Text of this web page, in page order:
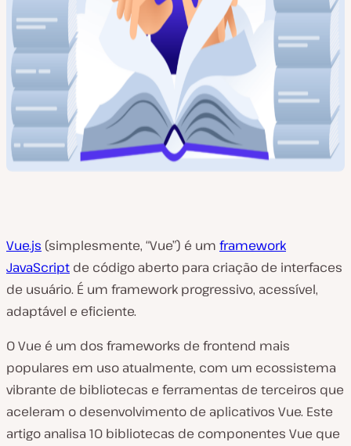
Vue.js (simplesmente, “Vue”) é um framework
JavaScript de código aberto para criação de interfaces
de usuário. É um framework progressivo, acessível,
adaptável e eficiente.
O Vue é um dos frameworks de frontend mais
populares em uso atualmente, com um ecossistema
vibrante de bibliotecas e ferramentas de terceiros que
aceleram o desenvolvimento de aplicativos Vue. Este
artigo analisa 10 bibliotecas de componentes Vue que